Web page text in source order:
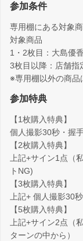
参加条件
専用棚にある対象
対象商品
1・2枚目：大島優
3枚目以降：店舗指
※専用棚以外の商品
参加特典
【1枚購入特典】
個人撮影30秒・握
【2枚購入特典】
上記+サイン1点（
トNG)
【3枚購入特典】
上記+ 個人撮影30
【5枚購入特典】
上記+サイン2点（
ターンの中から）